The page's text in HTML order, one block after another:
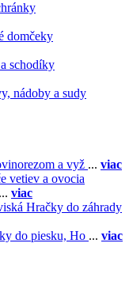
domčeky
schodíky
nádoby a sudy
a vyž ... viac
vetiev a ovocia
... viac
Hračky do záhrady
do piesku, Ho ... viac